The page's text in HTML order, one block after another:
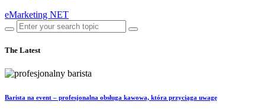
eMarketing NET
The Latest
Barista na event – profesjonalna obsługa kawowa, która przyciąga uwagę